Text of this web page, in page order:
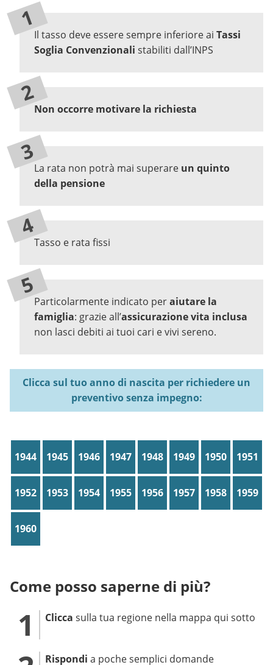
Il tasso deve essere sempre inferiore ai Tassi
Soglia Convenzionali stabiliti dall’INPS
Non occorre motivare la richiesta
La rata non potrà mai superare un quinto
della pensione
Tasso e rata fissi
Particolarmente indicato peraiutare la
famiglia: grazie all’assicurazione vita inclusa
non lasci debiti ai tuoi cari e vivi sereno.
Clicca sul tuo anno di nascita per richiedere un
preventivo senza impegno:
1944 1945 1946 1947 1948 1949 1950 1951
1952 1953 1954 1955 1956 1957 1958 1959
1960
Come posso saperne di più?
Clicca sulla tua regione nella mappa qui sotto
Rispondi a poche semplici domande